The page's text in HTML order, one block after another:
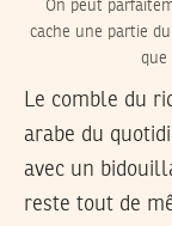
On peut
cache une partie
que
Le comble du
arabe du
avec un
reste tout de